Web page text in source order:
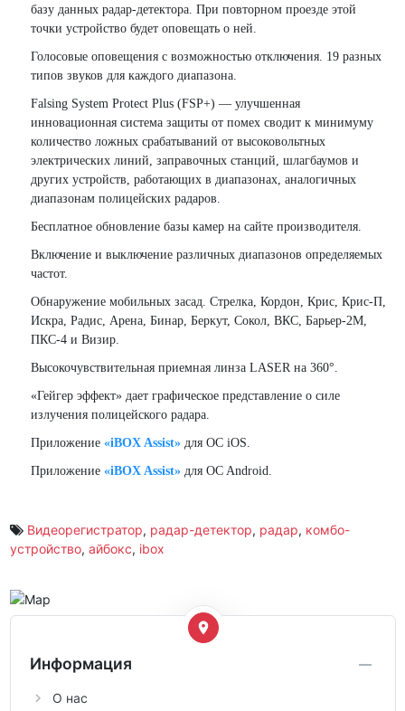
базу данных радар-детектора. При повторном проезде этой
точки устройство будет оповещать о ней.
Голосовые оповещения с возможностью отключения. 19 разных
типов звуков для каждого диапазона.
Falsing System Protect Plus (FSP+) — улучшенная
инновационная система защиты от помех сводит к минимуму
количество ложных срабатываний от высоковольтных
электрических линий, заправочных станций, шлагбаумов и
других устройств, работающих в диапазонах, аналогичных
диапазонам полицейских радаров.
Бесплатное обновление базы камер на сайте производителя.
Включение и выключение различных диапазонов определяемых
частот.
Обнаружение мобильных засад. Стрелка, Кордон, Крис, Крис-П,
Искра, Радис, Арена, Бинар, Беркут, Сокол, ВКС, Барьер-2М,
ПКС-4 и Визир.
Высокочувствительная приемная линза LASER на 360°.
«Гейгер эффект» дает графическое представление о силе
излучения полицейского радара.
Приложение «iBOX Assist» для OC iOS.
Приложение «iBOX Assist» для OC Android.
Видеорегистратор, радар-детектор, радар, комбо-
устройство, айбокс, ibox
Информация
О нас